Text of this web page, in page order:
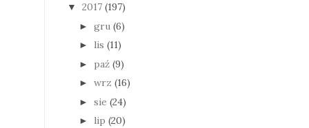
▼ 2017 (197)
► gru (6)
► lis (11)
► paź (9)
► wrz (16)
► sie (24)
► lip (20)